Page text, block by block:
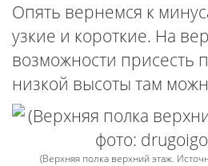
Опять вернемся к
узкие и короткие. На
возможности присесть
низкой высоты там
(Верхняя полка верхний этаж.